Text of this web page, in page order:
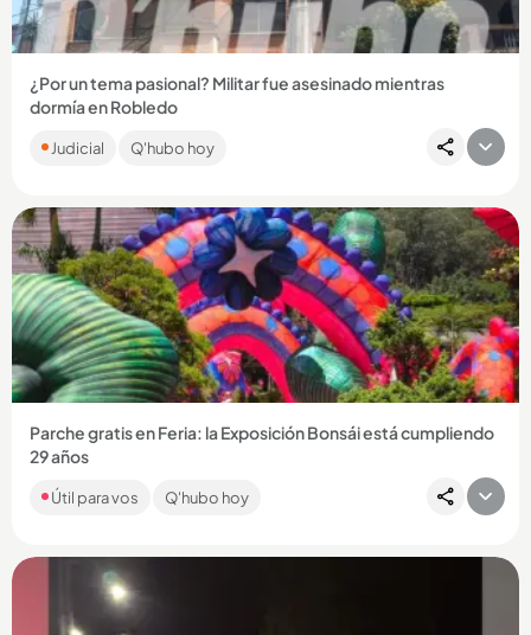
¿Por un tema pasional? Militar fue asesinado mientras
dormía en Robledo
La víctima, César Augusto Hurtado Parra, era suboficial activo
del Ejército. Fue sorprendido cuando estaba durmiendo y
Judicial Q'hubo hoy
Compartir Noticia
Parche gratis en Feria: la Exposición Bonsái está cumpliendo
29 años
Sandiego tendrá actividades gratuitas en agosto con motivo
Útil para vos Q'hubo hoy